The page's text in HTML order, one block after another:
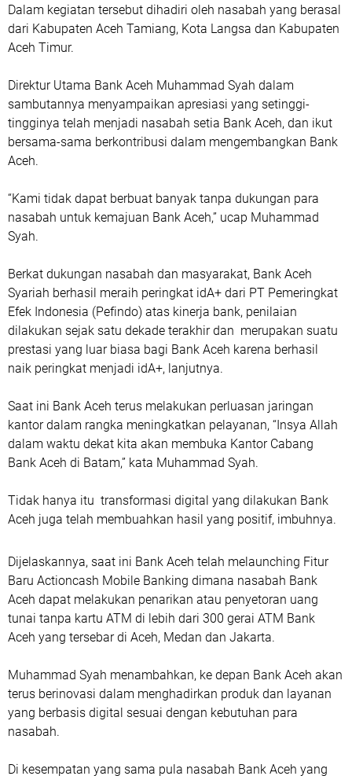
Dalam kegiatan tersebut dihadiri oleh nasabah yang berasal
dari Kabupaten Aceh Tamiang, Kota Langsa dan Kabupaten
Aceh Timur.
Direktur Utama Bank Aceh Muhammad Syah dalam
sambutannya menyampaikan apresiasi yang setinggi-
tingginya telah menjadi nasabah setia Bank Aceh, dan ikut
bersama-sama berkontribusi dalam mengembangkan Bank
Aceh.
“Kami tidak dapat berbuat banyak tanpa dukungan para
nasabah untuk kemajuan Bank Aceh,” ucap Muhammad
Syah.
Berkat dukungan nasabah dan masyarakat, Bank Aceh
Syariah berhasil meraih peringkat idA+ dari PT Pemeringkat
Efek Indonesia (Pefindo) atas kinerja bank, penilaian
dilakukan sejak satu dekade terakhir dan merupakan suatu
prestasi yang luar biasa bagi Bank Aceh karena berhasil
naik peringkat menjadi idA+, lanjutnya.
Saat ini Bank Aceh terus melakukan perluasan jaringan
kantor dalam rangka meningkatkan pelayanan, “Insya Allah
dalam waktu dekat kita akan membuka Kantor Cabang
Bank Aceh di Batam,” kata Muhammad Syah.
Tidak hanya itu transformasi digital yang dilakukan Bank
Aceh juga telah membuahkan hasil yang positif, imbuhnya.
Dijelaskannya, saat ini Bank Aceh telah melaunching Fitur
Baru Actioncash Mobile Banking dimana nasabah Bank
Aceh dapat melakukan penarikan atau penyetoran uang
tunai tanpa kartu ATM di lebih dari 300 gerai ATM Bank
Aceh yang tersebar di Aceh, Medan dan Jakarta.
Muhammad Syah menambahkan, ke depan Bank Aceh akan
terus berinovasi dalam menghadirkan produk dan layanan
yang berbasis digital sesuai dengan kebutuhan para
nasabah.
Di kesempatan yang sama pula nasabah Bank Aceh yang